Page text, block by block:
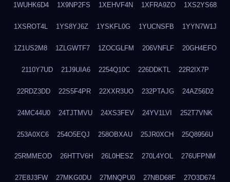
1WUHK6D4 1X9NP2FS 1XEHVF4N 1XFRA9ZO 1XS2YS68
1XSROT4L 1YS8YJ6Z 1YSKFL0G 1YUCNSFB 1YYN7W1J
1Z1US2M8 1ZLGWTF7 1ZOCGLFM 206VNFLF 20GH4EFO
2110Y7UD 21J9UIA6 2254Q10C 226DDKTL 22R2IX7P
22RDZ3DD 22S5F4PR 22XXR3UO 232PTAJG 24AZ56D2
24MC44U0 24TJTMVU 24XS3FEV 24YV1LVI 252T7VNK
253A0XC6 254O5EQJ 258OBXAU 25JR0XCH 25Q8956U
25RMMEOD 26HTTV6H 26L0HESZ 270L4YOL 276UFPNM
27E8J3FW 27MKG0DU 27MNQPU0 27NBD68F 27O3D674